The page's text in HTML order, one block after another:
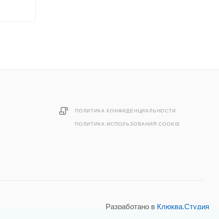
ПОЛИТИКА КОНФИДЕНЦИАЛЬНОСТИ
ПОЛИТИКА ИСПОЛЬЗОВАНИЯ COOKIE
Разработано в Клюква.Студия